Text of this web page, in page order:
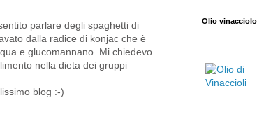
parlare degli spaghetti di
dalla radice di konjac che è
e glucomannano. Mi chiedevo
nella dieta dei gruppi
blog :-)
Olio vinacciolo